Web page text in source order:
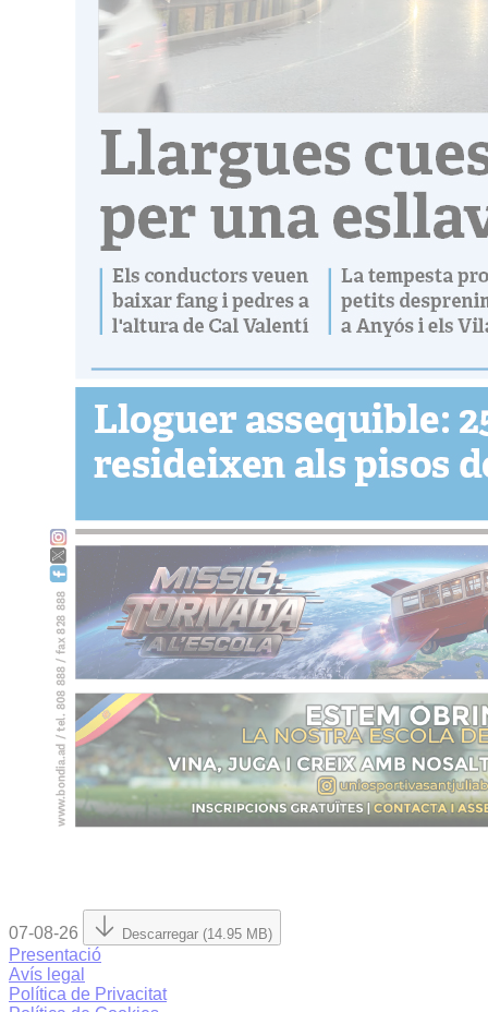
07-08-26 Descarregar (14.95 MB)
Presentació
Avís legal
Política de Privacitat